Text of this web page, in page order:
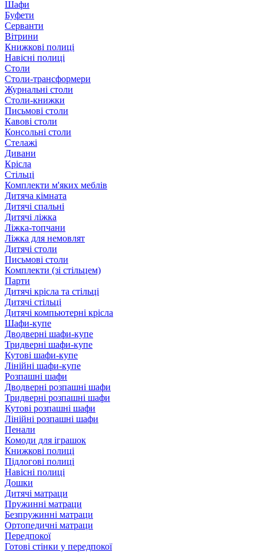
Шафи
Буфети
Серванти
Вітрини
Книжкові полиці
Навісні полиці
Столи
Столи-трансформери
Журнальні столи
Столи-книжки
Письмові столи
Кавові столи
Консольні столи
Стелажі
Дивани
Крісла
Стільці
Комплекти м'яких меблів
Дитяча кімната
Дитячі спальні
Дитячі ліжка
Ліжка-топчани
Ліжка для немовлят
Дитячі столи
Письмові столи
Комплекти (зі стільцем)
Парти
Дитячі крісла та стільці
Дитячі стільці
Дитячі компьютерні крісла
Шафи-купе
Дводверні шафи-купе
Тридверні шафи-купе
Кутові шафи-купе
Лінійні шафи-купе
Розпашні шафи
Дводверні розпашні шафи
Тридверні розпашні шафи
Кутові розпашні шафи
Лінійні розпашні шафи
Пенали
Комоди для іграшок
Книжкові полиці
Підлогові полиці
Навісні полиці
Дошки
Дитячі матраци
Пружинні матраци
Безпружинні матраци
Ортопедичні матраци
Передпокої
Готові стінки у передпокої